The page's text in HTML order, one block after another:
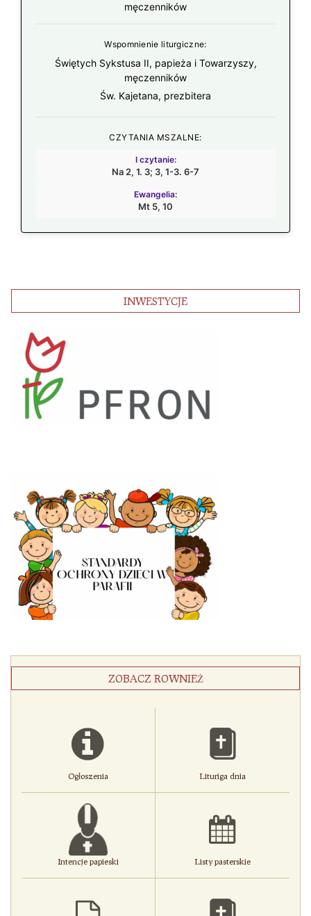
męczenników
Wspomnienie liturgiczne:
Świętych Sykstusa II, papieża i Towarzyszy,
męczenników
Św. Kajetana, prezbitera
CZYTANIA MSZALNE:
I czytanie:
Na 2, 1. 3; 3, 1-3. 6-7
Ewangelia:
Mt 5, 10
INWESTYCJE
ZOBACZ ROWNIEŻ
Ogłoszenia Lituriga dnia
Intencje papieski Listy pasterskie